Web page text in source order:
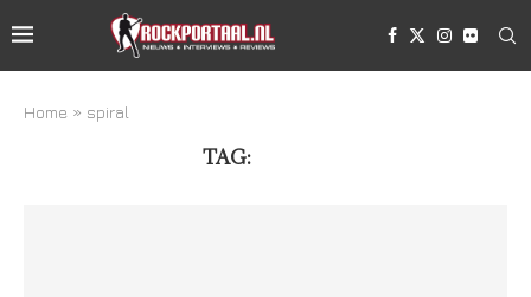
Home » spiral
TAG: